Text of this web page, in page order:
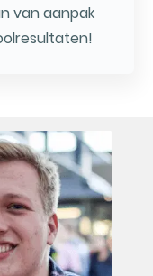
van aanpak